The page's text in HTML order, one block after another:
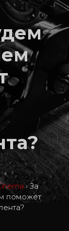
› За
поможет